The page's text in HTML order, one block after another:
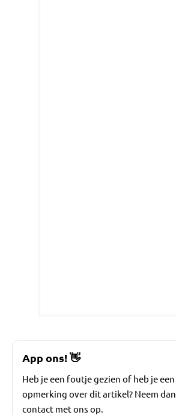
App ons!👋
Heb je een foutje gezien of heb je een
opmerking over dit artikel? Neem dan
contact met ons op.